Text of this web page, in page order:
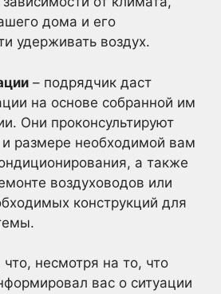
дома и его
удерживать воздух.
– подрядчик даст
на основе собранной им
Они проконсультируют
и размере необходимой вам
а также
воздуховодов или
конструкций для
несмотря на то, что
вас о ситуации